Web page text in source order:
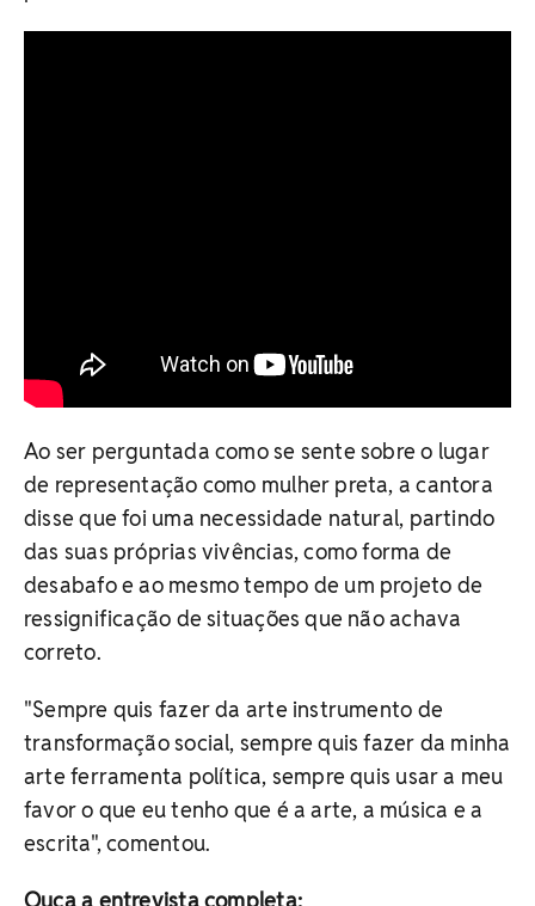
Ao ser perguntada como se sente sobre o lugar
de representação como mulher preta, a cantora
disse que foi uma necessidade natural, partindo
das suas próprias vivências, como forma de
desabafo e ao mesmo tempo de um projeto de
ressignificação de situações que não achava
correto.
"Sempre quis fazer da arte instrumento de
transformação social, sempre quis fazer da minha
arte ferramenta política, sempre quis usar a meu
favor o que eu tenho que é a arte, a música e a
escrita", comentou.
Ouça a entrevista completa: